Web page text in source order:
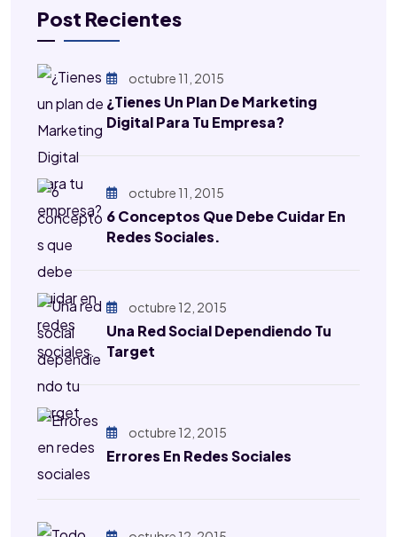
Post Recientes
octubre 11, 2015
¿Tienes Un Plan De Marketing
Digital Para Tu Empresa?
octubre 11, 2015
6 Conceptos Que Debe Cuidar En
Redes Sociales.
octubre 12, 2015
Una Red Social Dependiendo Tu
Target
octubre 12, 2015
Errores En Redes Sociales